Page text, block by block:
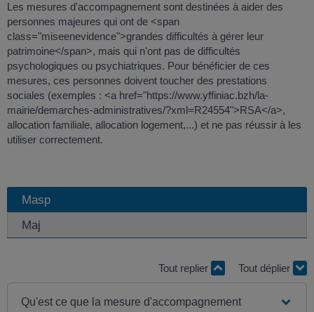
Les mesures d'accompagnement sont destinées à aider des
personnes majeures qui ont de <span
class="miseenevidence">grandes difficultés à gérer leur
patrimoine</span>, mais qui n'ont pas de difficultés
psychologiques ou psychiatriques. Pour bénéficier de ces
mesures, ces personnes doivent toucher des prestations
sociales (exemples : <a href="https://www.yffiniac.bzh/la-
mairie/demarches-administratives/?xml=R24554">RSA</a>,
allocation familiale, allocation logement,...) et ne pas réussir à les
utiliser correctement.
Masp
Maj
Tout replier Tout déplier
Qu'est ce que la mesure d'accompagnement